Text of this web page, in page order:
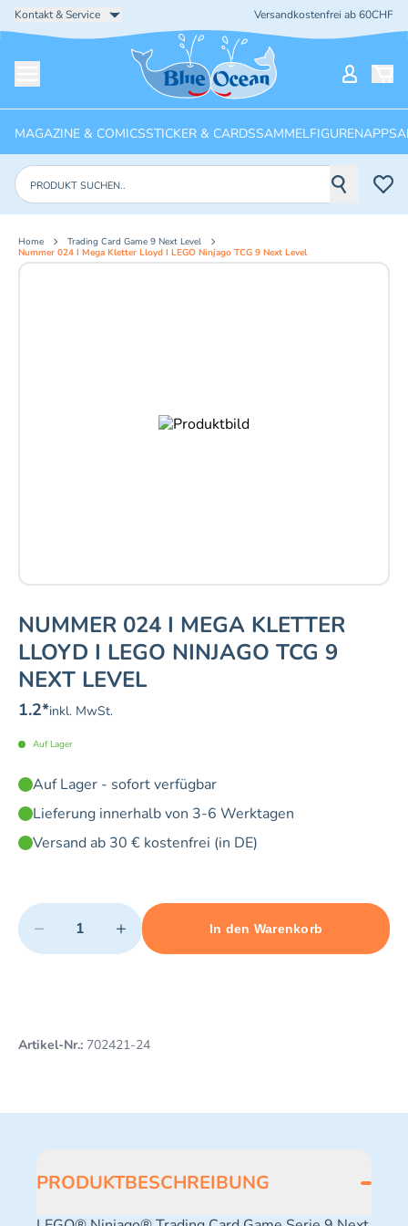
Kontakt & Service Versandkostenfrei ab 60CHF
Startseite
MAGAZINE & COMICSSTICKER & CARDSSAMMELFIGURENAPPS
Produkte suchen
Home
Trading Card Game 9 Next Level
Nummer 024 I Mega Kletter Lloyd I LEGO Ninjago TCG 9 Next Level
NUMMER 024 I MEGA KLETTER
LLOYD I LEGO NINJAGO TCG 9
NEXT LEVEL
1.2*inkl. MwSt.
Auf Lager
Auf Lager - sofort verfügbar
Lieferung innerhalb von 3-6 Werktagen
Versand ab 30 € kostenfrei (in DE)
Quantity
− +
Minimum quantity: 1 Maximum quantity: 3
In den Warenkorb
Add 1 item to cart
Artikel-Nr.: 702421-24
PRODUKTBESCHREIBUNG